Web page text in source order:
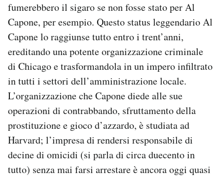
Regala il Post
Hai bisogno di aiuto?
Esci
fumerebbero il sigaro se non fosse stato per Al
Capone, per esempio. Questo status leggendario Al
Capone lo raggiunse tutto entro i trent’anni,
ereditando una potente organizzazione criminale
di Chicago e trasformandola in un impero infiltrato
in tutti i settori dell’amministrazione locale.
L’organizzazione che Capone diede alle sue
operazioni di contrabbando, sfruttamento della
prostituzione e gioco d’azzardo, è studiata ad
Harvard; l’impresa di rendersi responsabile di
decine di omicidi (si parla di circa duecento in
tutto) senza mai farsi arrestare è ancora oggi quasi